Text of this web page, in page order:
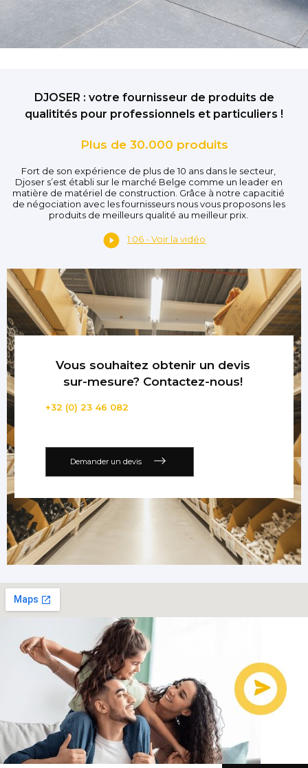
DJOSER : votre fournisseur de produits de
qualitités pour professionnels et particuliers !
Plus de 30.000 produits
Fort de son expérience de plus de 10 ans dans le secteur,
Djoser s’est établi sur le marché Belge comme un leader en
matière de matériel de construction. Grâce à notre capacitié
de négociation avec les fournisseurs nous vous proposons les
produits de meilleurs qualité au meilleur prix.
1:06 - Voir la vidéo
Vous souhaitez obtenir un devis
sur-mesure? Contactez-nous!
+32 (0) 23 46 082
Demander un devis